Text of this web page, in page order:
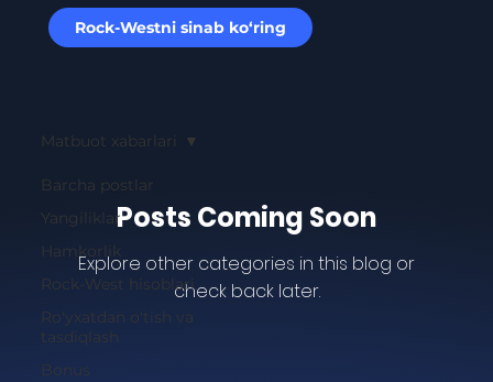
Rock-Westni sinab ko‘ring
Barcha postlar
Yangiliklar
Hamkorlik
Rock-West hisoblari
Ro'yxatdan o'tish va
tasdiqlash
Bonus
Matbuot xabarlari
Posts Coming Soon
Explore other categories in this blog or
check back later.